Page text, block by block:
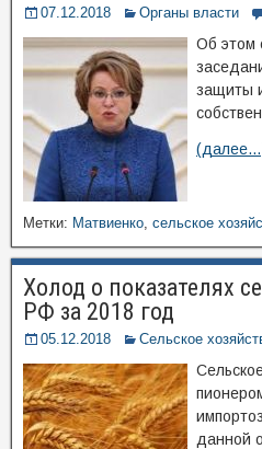
07.12.2018 Органы власти
Об этом
защиты
Метки: Матвиенко, сельское
Холод о показателях
РФ за 2018 год
05.12.2018 Сельское
данной